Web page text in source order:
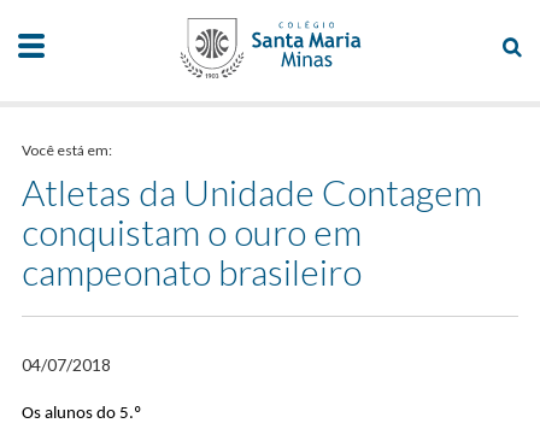
Você está em:
Atletas da Unidade Contagem
conquistam o ouro em
campeonato brasileiro
04/07/2018
Os alunos do 5.º